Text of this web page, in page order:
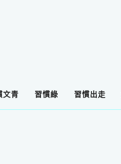
文青 習慣綠 習慣出走